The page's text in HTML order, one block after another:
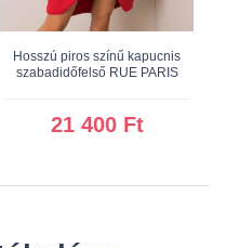
Hosszú piros színű kapucnis
szabadidőfelső RUE PARIS
21 400 Ft